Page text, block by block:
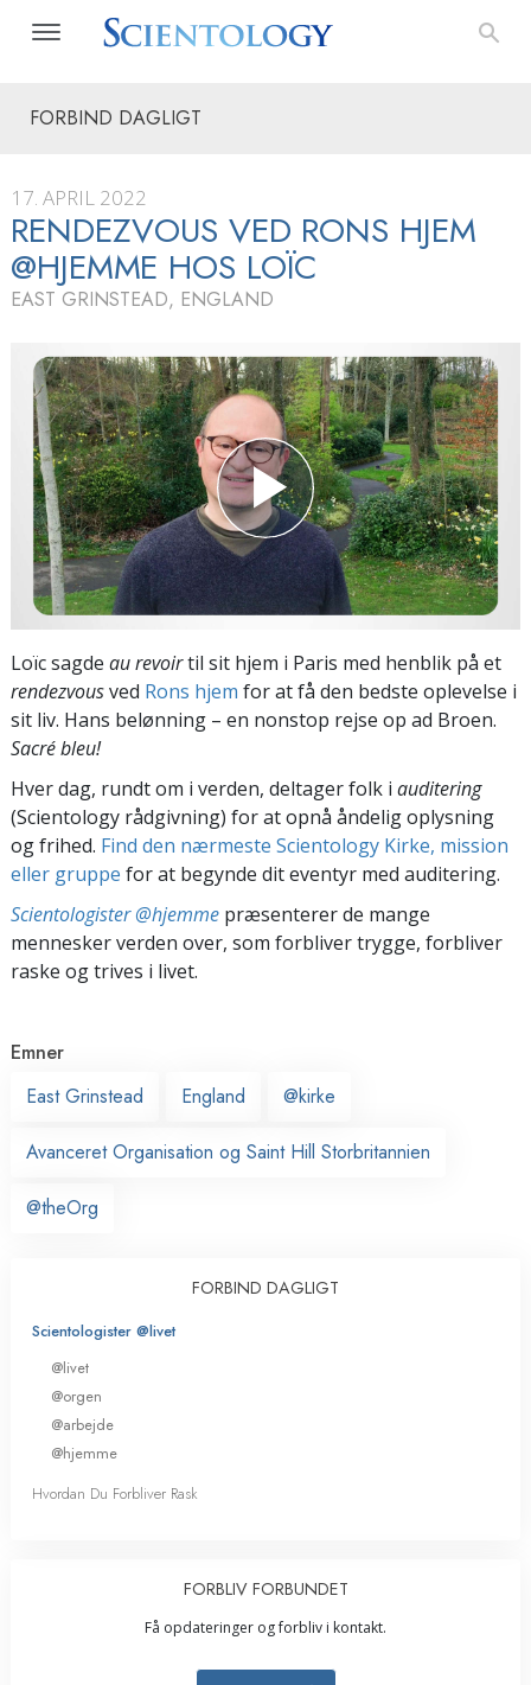
FORBIND DAGLIGT
17. APRIL 2022
RENDEZVOUS VED RONS HJEM
@HJEMME HOS LOÏC
EAST GRINSTEAD, ENGLAND
Loïc sagde au revoirtil sit hjem i Paris med henblik på et
rendezvousved Rons hjem for at få den bedste oplevelse i
sit liv. Hans belønning – en nonstop rejse op ad Broen.
Sacrébleu!
Hver dag, rundt om i verden, deltager folk i auditering
(Scientology rådgivning) for at opnå åndelig oplysning
og frihed. Find den nærmeste Scientology Kirke, mission
eller gruppe for at begynde dit eventyr med auditering.
Scientologister @hjemme præsenterer de mange
mennesker verden over, som forbliver trygge, forbliver
raske og trives i livet.
Emner
East Grinstead
England @kirke
Avanceret Organisation og Saint Hill Storbritannien
@theOrg
FORBIND DAGLIGT
Scientologister @livet
@livet
@orgen
@arbejde
@hjemme
Hvordan Du Forbliver Rask
FORBLIV FORBUNDET
Få opdateringer og forbliv i kontakt.